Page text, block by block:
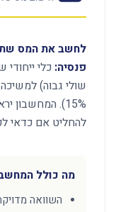
לחשב את המס
פנסיה: כלי
15%). המחשבון
להחליט אם כדאי
מה כולל
השוואה